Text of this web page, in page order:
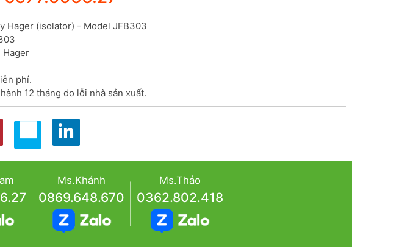
Hager (isolator) - Model JFB303
Hager
phí.
12 tháng do lỗi nhà sản xuất.
Ms.Khánh
0869.648.670
Ms.Thảo
0362.802.418